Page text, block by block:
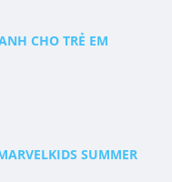
CHO TRẺ EM
SUMMER